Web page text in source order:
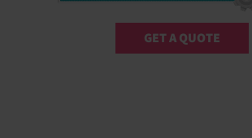
GET A QUOTE